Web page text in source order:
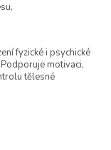
fyzické i psychické
motivaci,
tělesné